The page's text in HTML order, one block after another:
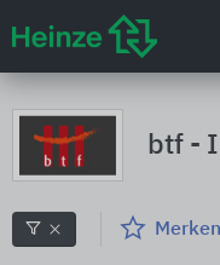
btf -
Merken